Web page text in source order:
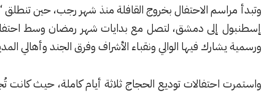
الاحتفال بخروج القافلة منذ شهر رجب، حين تنطلق “الصُّرّة” من
إلى دمشق، لتصل مع بدايات شهر رمضان وسط احتفالات شعبية
فيها الوالي ونقباء الأشراف وفرق الجند وأهالي المدينة.
احتفالات توديع الحجاج ثلاثة أيام كاملة، حيث كانت تُجلب كميات